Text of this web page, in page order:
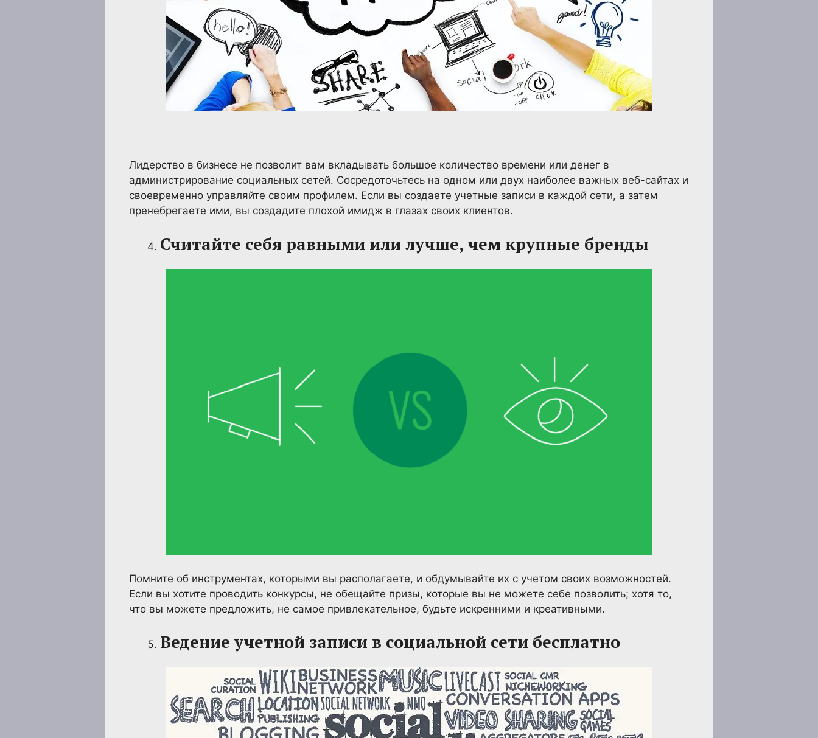
Лидерство в бизнесе не позволит вам вкладывать большое количество времени или денег в
администрирование социальных сетей. Сосредоточьтесь на одном или двух наиболее важных веб-сайтах и
своевременно управляйте своим профилем. Если вы создаете учетные записи в каждой сети, а затем
пренебрегаете ими, вы создадите плохой имидж в глазах своих клиентов.
Считайте себя равными или лучше, чем крупные бренды
Помните об инструментах, которыми вы располагаете, и обдумывайте их с учетом своих возможностей.
Если вы хотите проводить конкурсы, не обещайте призы, которые вы не можете себе позволить; хотя то,
что вы можете предложить, не самое привлекательное, будьте искренними и креативными.
Ведение учетной записи в социальной сети бесплатно